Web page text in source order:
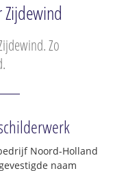
Zo
Noord-Holland
naam